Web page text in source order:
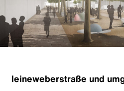
leineweberstraße und